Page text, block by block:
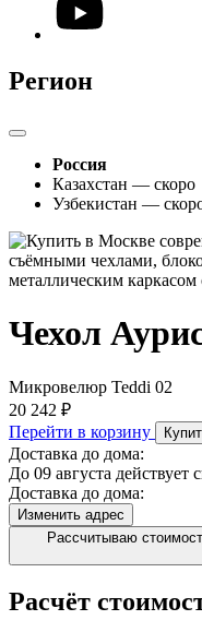
Регион
Россия
Казахстан — скоро
Узбекистан —
Чехол
Микровелюр Teddi 02
20 242 ₽
Перейти в корзину
Доставка до дома:
До 09 августа действует
Доставка до дома:
Изменить адрес
Рассчитываю
Расчёт